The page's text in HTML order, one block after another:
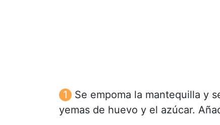
Se empoma la mantequilla y
yemas de huevo y el azúcar.